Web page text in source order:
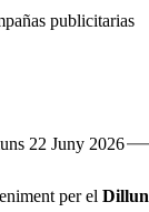
publicitarias
22 Juny 2026
per el